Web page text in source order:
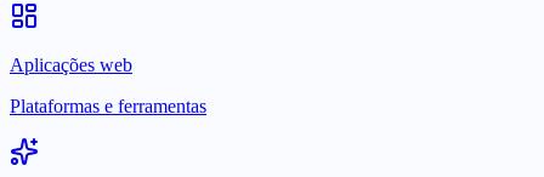
Aplicações web
Plataformas e ferramentas